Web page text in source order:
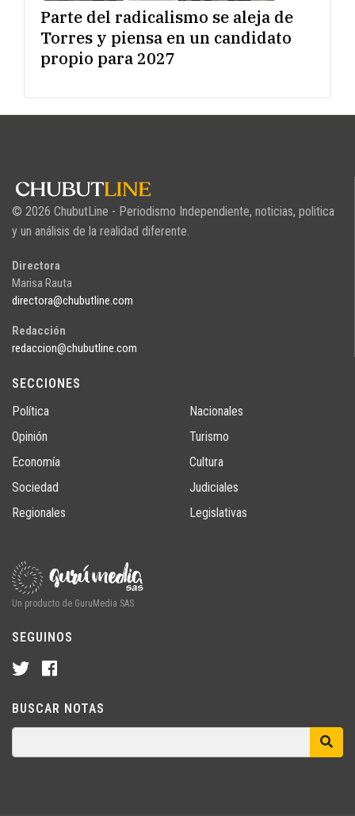
Parte del radicalismo se aleja de
Torres y piensa en un candidato
propio para 2027
© 2026 ChubutLine - Periodismo Independiente, noticias, politica
y un análisis de la realidad diferente.
Directora
Marisa Rauta
directora@chubutline.com
Redacción
redaccion@chubutline.com
SECCIONES
Política
Opinión
Economía
Sociedad
Regionales
Nacionales
Turismo
Cultura
Judiciales
Legislativas
Un producto de GuruMedia SAS
SEGUINOS
BUSCAR NOTAS